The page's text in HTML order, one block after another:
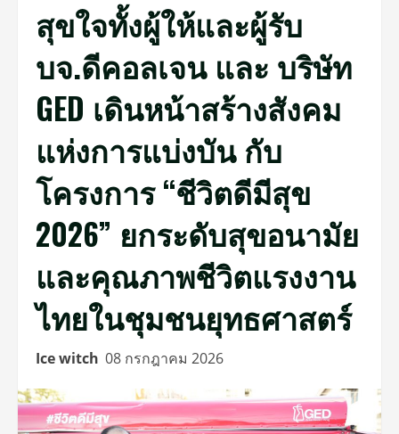
สุขใจทั้งผู้ให้และผู้รับ
บจ.ดีคอลเจน และ บริษัท
GED เดินหน้าสร้างสังคม
แห่งการแบ่งบัน กับ
โครงการ “ชีวิตดีมีสุข
2026” ยกระดับสุขอนามัย
และคุณภาพชีวิตแรงงาน
ไทยในชุมชนยุทธศาสตร์
Ice witch 08 กรกฎาคม 2026